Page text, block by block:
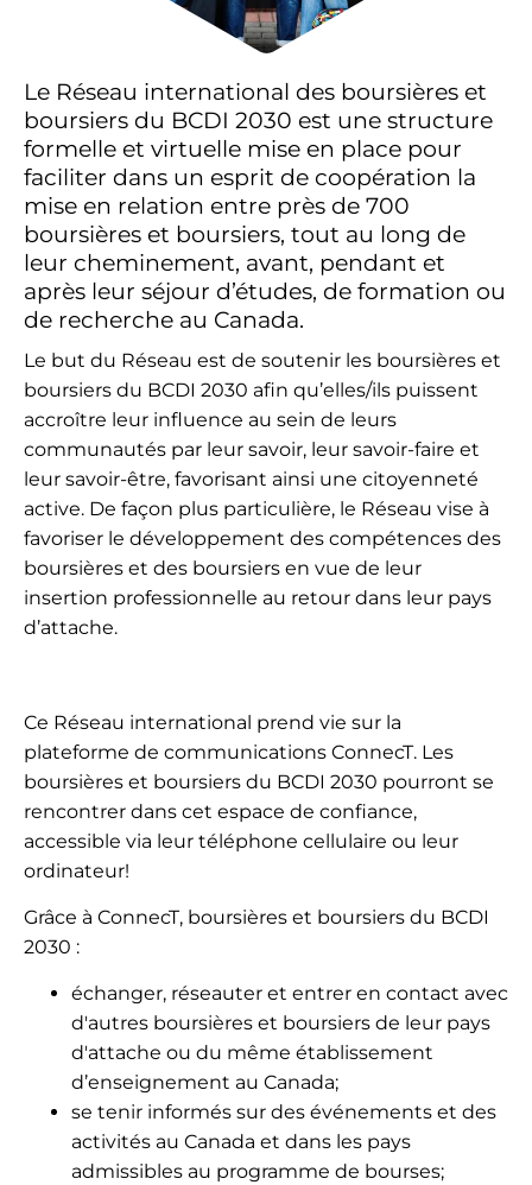
Le Réseau international des boursières et
boursiers du BCDI 2030 est une structure
formelle et virtuelle mise en place pour
faciliter dans un esprit de coopération la
mise en relation entre près de 700
boursières et boursiers, tout au long de
leur cheminement, avant, pendant et
après leur séjour d’études, de formation ou
de recherche au Canada.
Le but du Réseau est de soutenir les boursières et
boursiers du BCDI 2030 afin qu’elles/ils puissent
accroître leur influence au sein de leurs
communautés par leur savoir, leur savoir-faire et
leur savoir-être, favorisant ainsi une citoyenneté
active. De façon plus particulière, le Réseau vise à
favoriser le développement des compétences des
boursières et des boursiers en vue de leur
insertion professionnelle au retour dans leur pays
d’attache.
Ce Réseau international prend vie sur la
plateforme de communications ConnecT. Les
boursières et boursiers du BCDI 2030 pourront se
rencontrer dans cet espace de confiance,
accessible via leur téléphone cellulaire ou leur
ordinateur!
Grâce à ConnecT, boursières et boursiers du BCDI
2030 :
échanger, réseauter et entrer en contact avec
d'autres boursières et boursiers de leur pays
d'attache ou du même établissement
d’enseignement au Canada;
se tenir informés sur des événements et des
activités au Canada et dans les pays
admissibles au programme de bourses;